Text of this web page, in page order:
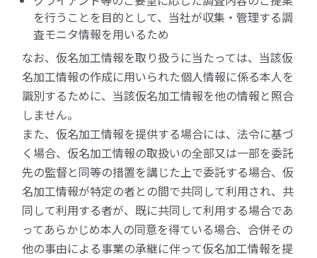
を行うことを目的として、当社が収集・管理する調
査モニタ情報を用いるため
なお、仮名加工情報を取り扱うに当たっては、当該仮
名加工情報の作成に用いられた個人情報に係る本人を
識別するために、当該仮名加工情報を他の情報と照合
しません。
また、仮名加工情報を提供する場合には、法令に基づ
く場合、仮名加工情報の取扱いの全部又は一部を委託
先の監督と同等の措置を講じた上で委託する場合、仮
名加工情報が特定の者との間で共同して利用され、共
同して利用する者が、既に共同して利用する場合であ
ってあらかじめ本人の同意を得ている場合、合併その
他の事由による事業の承継に伴って仮名加工情報を提